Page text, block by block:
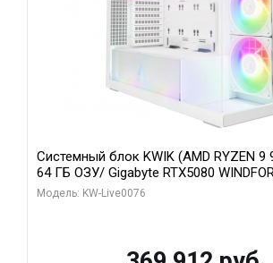
Системный блок KWIK (AMD RYZEN 9
64 ГБ ОЗУ/ Gigabyte RTX5080
16GB GDDR7 256bit / 960 ГБ SSD)
Модель: KW-Live0076